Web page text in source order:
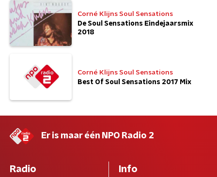
Corné Klijns Soul Sensations
De Soul Sensations Eindejaarsmix
2018
Corné Klijns Soul Sensations
Best Of Soul Sensations 2017 Mix
Er is maar één NPO Radio 2
Radio Info